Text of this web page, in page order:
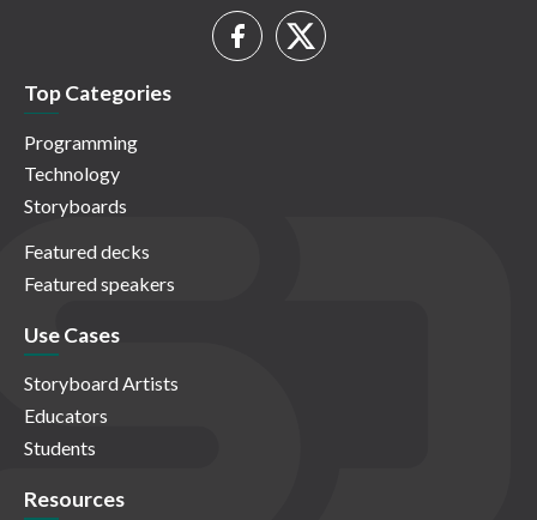
Top Categories
Programming
Technology
Storyboards
Featured decks
Featured speakers
Use Cases
Storyboard Artists
Educators
Students
Resources